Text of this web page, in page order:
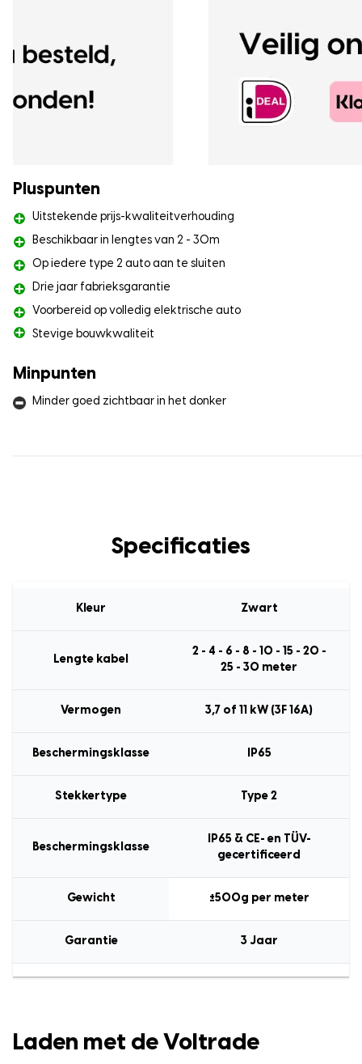
Pluspunten
Uitstekende prijs-kwaliteitverhouding
Beschikbaar in lengtes van 2 - 30m
Op iedere type 2 auto aan te sluiten
Drie jaar fabrieksgarantie
Voorbereid op volledig elektrische auto
Stevige bouwkwaliteit
Minpunten
Minder goed zichtbaar in het donker
Specificaties
Kleur Zwart
Lengte kabel
2 - 4 - 6 - 8 - 10 - 15 - 20 -
25 - 30 meter
Vermogen 3,7 of 11 kW (3F 16A)
Beschermingsklasse IP65
Stekkertype Type 2
Beschermingsklasse
IP65 & CE- en TÜV-
gecertificeerd
Gewicht ±500g per meter
Garantie 3 Jaar
Laden met de Voltrade